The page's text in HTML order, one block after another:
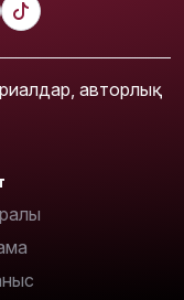
авторлық